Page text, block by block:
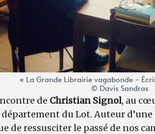
« La Grande Librairie vagabonde –
© Davis Sandras
de Christian Signol, au
du Lot. Auteur
de ressusciter le passé de nos